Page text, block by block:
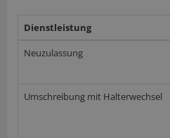
Dienstleistung
Neuzulassung
Umschreibung mit Halterwechsel